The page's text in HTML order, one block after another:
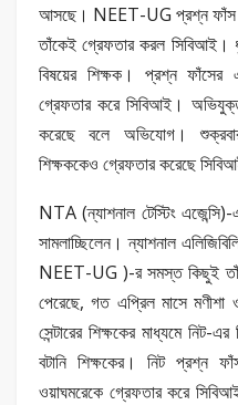
আসছে। NEET-UG প্রশ্ন ফাঁস
তাঁকেই গ্রেফতার করল সিবিআই।
বিষয়ের শিক্ষক। প্রশ্ন ফাঁসের
গ্রেফতার করে সিবিআই।
করেছে বলে অভিযোগ।
শিক্ষককেও গ্রেফতার করেছে
NTA (ন্যাশনাল টেস্টিং এজেন্সি)-
সামলাচ্ছিলেন। ন্যাশনাল
NEET-UG )-র সমস্ত কিছুই
পেরেছে, গত এপ্রিল মাসে মণীশা
সেন্টারের শিক্ষকের মাধ্যমে নিট-এর
বটানি শিক্ষকের। নিট প্রশ্ন
ওয়াঘমরেকে গ্রেফতার করে